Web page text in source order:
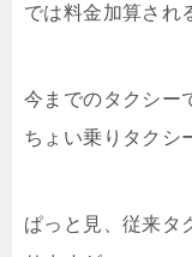
では料金加算され
今までのタクシー
ちょい乗りタクシ
ぱっと見、従来タ